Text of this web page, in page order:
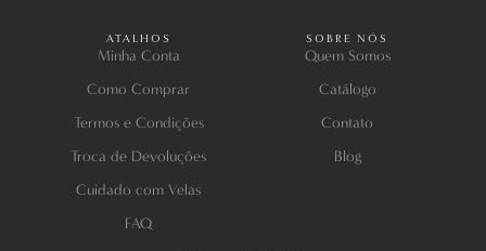
SOBRE NÓS
Quem Somos
Catálogo
Contato
Blog
ATALHOS
Minha Conta
Como Comprar
Termos e Condições
Troca de Devoluções
Cuidado com Velas
FAQ